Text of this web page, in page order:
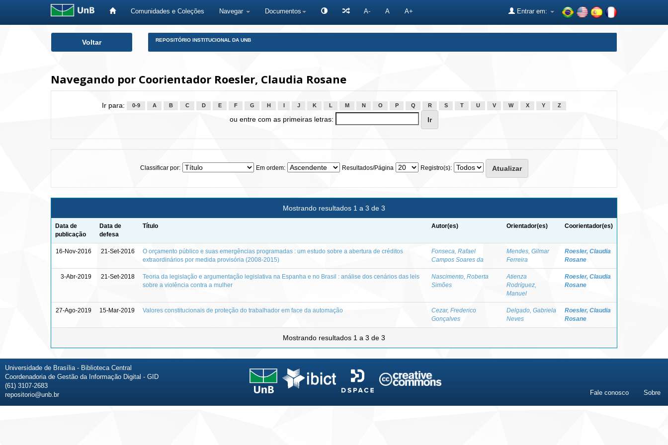
Comunidades e Coleções Navegar Documentos A- A A+ Entrar em:
Voltar REPOSITÓRIO INSTITUCIONAL DA UNB
Navegando por Coorientador Roesler, Claudia Rosane
Ir para: 0-9 A B C D E F G H J K L M N O P Q R S T U V W X Y Z
ou entre com as primeiras letras:
Classificar por: Em ordem: Resultados/Página Registro(s):
Mostrando resultados 1 a 3 de 3
Data de
publicação
Data de
defesa
Título Autor(es) Orientador(es) Coorientador(es)
16-Nov-2016 21-Set-2016
O orçamento público e suas emergências programadas : um estudo sobre a abertura de créditos
extraordinários por medida provisória (2008-2015)
Fonseca, Rafael
Campos Soares da
Mendes, Gilmar
Ferreira
Roesler, Claudia
Rosane
3-Abr-2019 21-Set-2018
Teoria da legislação e argumentação legislativa na Espanha e no Brasil : análise dos cenários das leis
sobre a violência contra a mulher
Nascimento, Roberta
Simões
Atienza
Rodríguez,
Manuel
Roesler, Claudia
Rosane
27-Ago-2019 15-Mar-2019 Valores constitucionais de proteção do trabalhador em face da automação
Cezar, Frederico
Gonçalves
Delgado, Gabriela
Neves
Roesler, Claudia
Rosane
Mostrando resultados 1 a 3 de 3
Universidade de Brasília - Biblioteca Central
Coordenadoria de Gestão da Informação Digital - GID
(61) 3107-2683
repositorio@unb.br
Fale conosco Sobre